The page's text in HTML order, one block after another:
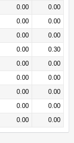
0.00
0.00
0.00
0.00
0.00
0.00
0.00
0.30
0.00
0.00
0.00
0.00
0.00
0.00
0.00
0.00
0.00 0.00